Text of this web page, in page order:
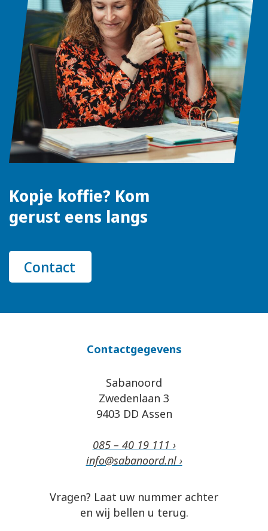
Kopje koffie? Kom
gerust eens langs
Contact
Contactgegevens
Sabanoord
Zwedenlaan 3
9403 DD Assen
085 – 40 19 111 ›
info@sabanoord.nl ›
Vragen? Laat uw nummer achter
en wij bellen u terug.